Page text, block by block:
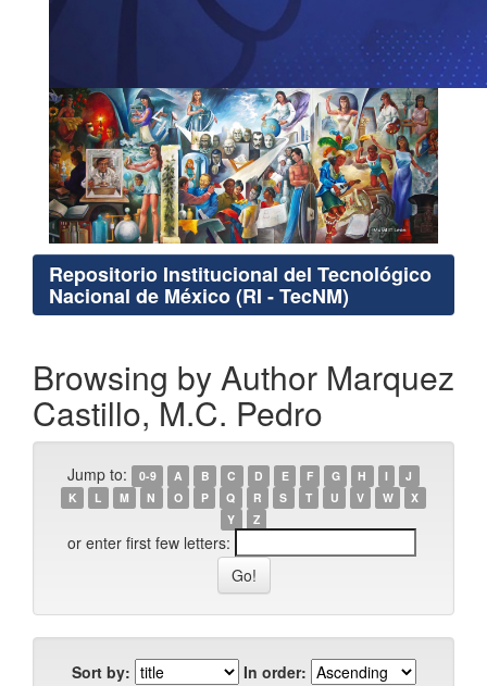
Repositorio Institucional del Tecnológico
Nacional de México (RI - TecNM)
Browsing by Author Marquez
Castillo, M.C. Pedro
Jump to: 0-9 A B C D E F G H I
J
K
L M N O P Q R S T U V W
X
Y
Z
or enter first few letters:
Sort by:
In order: